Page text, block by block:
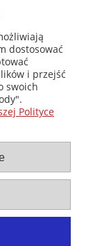
sklep
księgarni
Świat"
dostosować
i przejść
swoich
Polityce